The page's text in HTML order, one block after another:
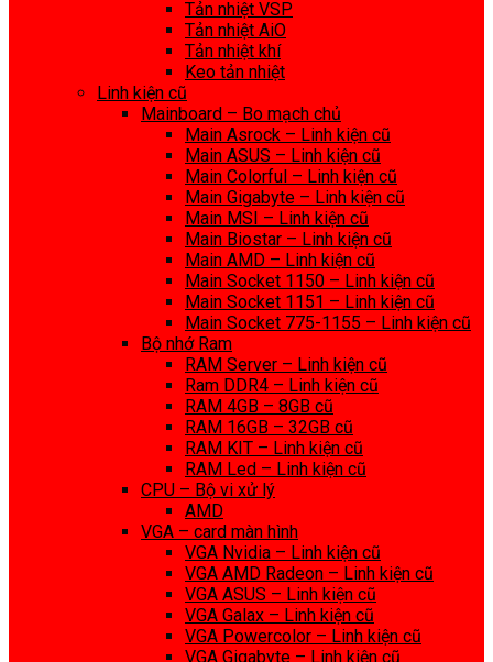
Tản nhiệt VSP
Tản nhiệt AiO
Tản nhiệt khí
Keo tản nhiệt
Linh kiện cũ
Mainboard – Bo mạch chủ
Main Asrock – Linh kiện cũ
Main ASUS – Linh kiện cũ
Main Colorful – Linh kiện cũ
Main Gigabyte – Linh kiện cũ
Main MSI – Linh kiện cũ
Main Biostar – Linh kiện cũ
Main AMD – Linh kiện cũ
Main Socket 1150 – Linh kiện cũ
Main Socket 1151 – Linh kiện cũ
Main Socket 775-1155 – Linh kiện cũ
Bộ nhớ Ram
RAM Server – Linh kiện cũ
Ram DDR4 – Linh kiện cũ
RAM 4GB – 8GB cũ
RAM 16GB – 32GB cũ
RAM KIT – Linh kiện cũ
RAM Led – Linh kiện cũ
CPU – Bộ vi xử lý
AMD
VGA – card màn hình
VGA Nvidia – Linh kiện cũ
VGA AMD Radeon – Linh kiện cũ
VGA ASUS – Linh kiện cũ
VGA Galax – Linh kiện cũ
VGA Powercolor – Linh kiện cũ
VGA Gigabyte – Linh kiện cũ